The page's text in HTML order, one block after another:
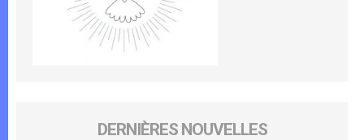
DERNIÈRES NOUVELLES